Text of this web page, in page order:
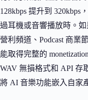
128kbps 提升到 320kbps
過耳機或音響播放時。
營利頻道、Podcast 商業
能取得完整的
WAV 無損格式和 API 存
將 AI 音樂功能嵌入自家